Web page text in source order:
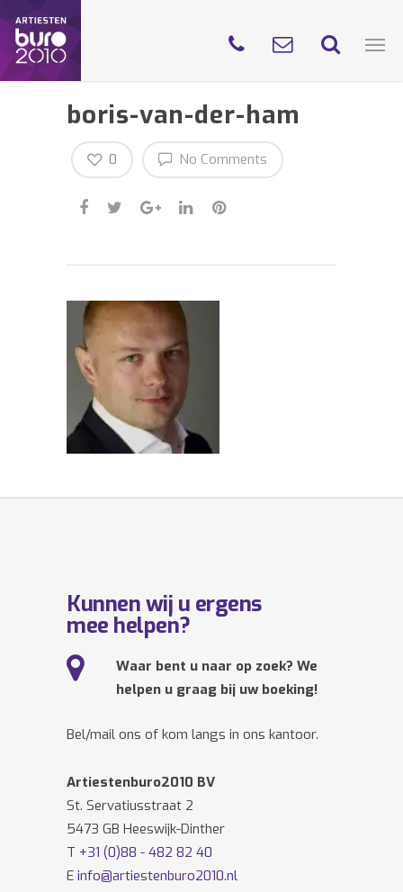
boris-van-der-ham
No Comments
0
Kunnen wij u ergens
mee helpen?
Waar bent u naar op zoek? We
helpen u graag bij uw boeking!
Bel/mail ons of kom langs in ons kantoor.
Artiestenburo2010 BV
St. Servatiusstraat 2
5473 GB Heeswijk-Dinther
T +31 (0)88 - 482 82 40
E info@artiestenburo2010.nl